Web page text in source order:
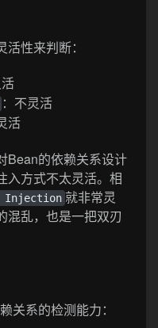
性来判断：
：不灵活
活
Bean的依赖关系设计
入方式不太灵活。相
Injection 就非常灵
混乱，也是一把双刃
关系的检测能力：